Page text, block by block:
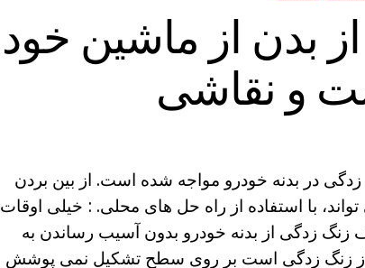
بدن از ماشین خود
و نقاشی
در بدنه خودرو مواجه شده است. از بین بردن
با استفاده از راه حل های محلی. : خیلی اوقات
زدگی از بدنه خودرو بدون آسیب رساندن به
از زنگ زدگی است بر روی سطح تشکیل نمی پوشش